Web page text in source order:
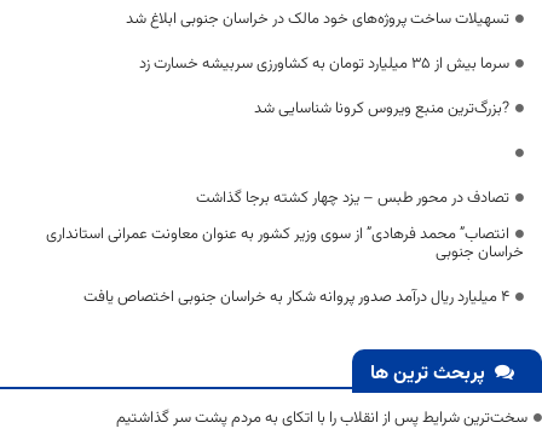
تسهیلات ساخت پروژه‌های خود مالک در خراسان جنوبی ابلاغ شد
سرما بیش از ۳۵ میلیارد تومان به کشاورزی سربیشه خسارت زد
?بزرگ‌ترین منبع ویروس کرونا شناسایی شد
تصادف در محور طبس – یزد چهار کشته برجا گذاشت
انتصاب” محمد فرهادی” از سوی وزیر کشور به عنوان معاونت عمرانی استانداری
خراسان جنوبی
4 میلیارد ریال درآمد صدور پروانه شکار به خراسان جنوبی اختصاص یافت
پربحث ترین ها
سخت‌ترین شرایط پس از انقلاب را با اتکای به مردم پشت سر گذاشتیم